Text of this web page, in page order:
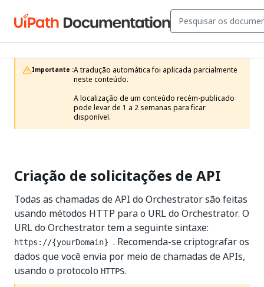
Importante :A tradução automática foi aplicada parcialmente
neste conteúdo.
A localização de um conteúdo recém-publicado
pode levar de 1 a 2 semanas para ficar
disponível.
Criação de solicitações de API
Todas as chamadas de API do Orchestrator são feitas
usando métodos HTTP para o URL do Orchestrator. O
URL do Orchestrator tem a seguinte sintaxe:
https://{yourDomain} . Recomenda-se criptografar os
dados que você envia por meio de chamadas de APIs,
usando o protocolo HTTPS.